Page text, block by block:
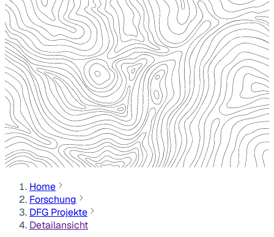
Home
Forschung
DFG Projekte
Detailansicht